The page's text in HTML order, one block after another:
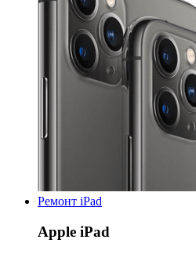
Ремонт iPad
Apple iPad